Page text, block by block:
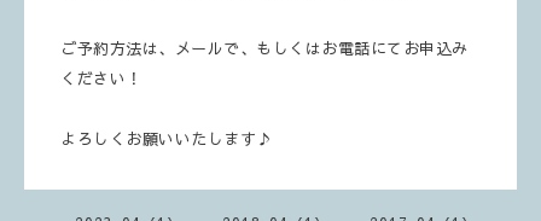
ご予約方法は、メールで、もしくはお電話にてお申込み
ください！
よろしくお願いいたします♪